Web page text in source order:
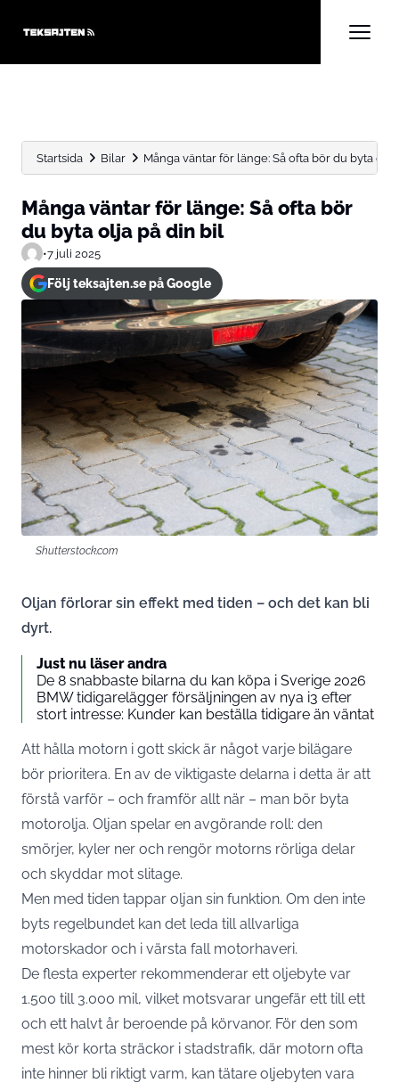
Startsida Bilar Många väntar för länge: Så ofta bör du byta
Många väntar för länge: Så ofta bör
du byta olja på din bil
•7 juli 2025
Följ teksajten.se på Google
Shutterstock.com
Oljan förlorar sin effekt med tiden – och det kan bli
dyrt.
Just nu läser andra
De 8 snabbaste bilarna du kan köpa i Sverige 2026
BMW tidigarelägger försäljningen av nya i3 efter
stort intresse: Kunder kan beställa tidigare än väntat
Att hålla motorn i gott skick är något varje bilägare
bör prioritera. En av de viktigaste delarna i detta är att
förstå varför – och framför allt när – man bör byta
motorolja. Oljan spelar en avgörande roll: den
smörjer, kyler ner och rengör motorns rörliga delar
och skyddar mot slitage.
Men med tiden tappar oljan sin funktion. Om den inte
byts regelbundet kan det leda till allvarliga
motorskador och i värsta fall motorhaveri.
De flesta experter rekommenderar ett oljebyte var
1.500 till 3.000 mil, vilket motsvarar ungefär ett till ett
och ett halvt år beroende på körvanor. För den som
mest kör korta sträckor i stadstrafik, där motorn ofta
inte hinner bli riktigt varm, kan tätare oljebyten vara